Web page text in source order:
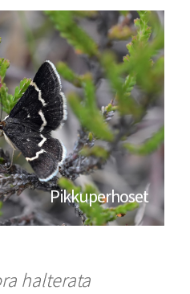
Pikkuperhoset
halterata